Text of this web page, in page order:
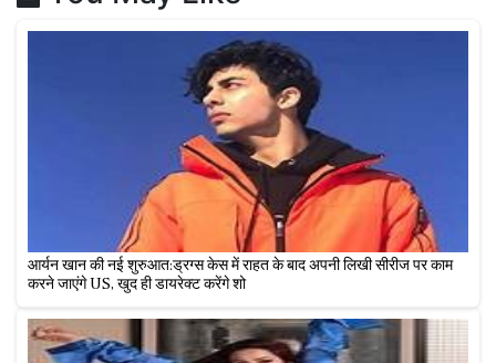
आर्यन खान की नई शुरुआत:ड्रग्स केस में राहत के बाद अपनी लिखी सीरीज पर काम
करने जाएंगे US, खुद ही डायरेक्ट करेंगे शो